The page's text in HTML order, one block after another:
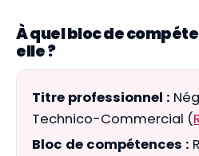
À quel bloc de
elle ?
Titre professionnel :
Technico-Commercial (
Bloc de compétences :